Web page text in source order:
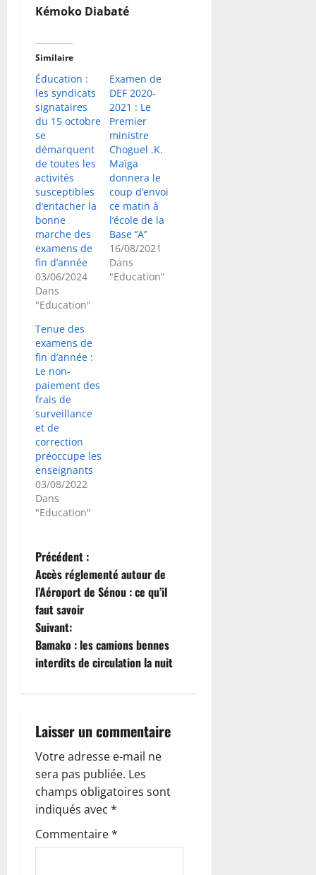
Kémoko Diabaté
Similaire
Éducation :
les syndicats
signataires
du 15 octobre
se
démarquent
de toutes les
activités
susceptibles
d’entacher la
bonne
marche des
examens de
fin d’année
03/06/2024
Dans
"Education"
Examen de
DEF 2020-
2021 : Le
Premier
ministre
Choguel .K.
Maïga
donnera le
coup d’envoi
ce matin à
l’école de la
Base ‘’A’’
16/08/2021
Dans
"Education"
Tenue des
examens de
fin d’année :
Le non-
paiement des
frais de
surveillance
et de
correction
préoccupe les
enseignants
03/08/2022
Dans
"Education"
N
a
v
i
t
i
o
n
d
Précédent :
Accès réglementé autour de
l’Aéroport de Sénou : ce qu’il
faut savoir
Suivant:
Bamako : les camions bennes
interdits de circulation la nuit
Laisser un commentaire
Votre adresse e-mail ne
sera pas publiée. Les
champs obligatoires sont
indiqués avec *
Commentaire*